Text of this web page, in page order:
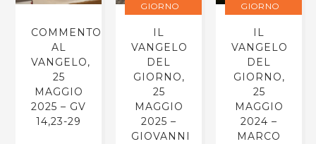
COMMENTO
AL
VANGELO,
25
MAGGIO
2025 – GV
14,23-29
GIORNO
IL
VANGELO
DEL
GIORNO,
25
MAGGIO
2025 –
GIOVANNI
GIORNO
IL
VANGELO
DEL
GIORNO,
25
MAGGIO
2024 –
MARCO